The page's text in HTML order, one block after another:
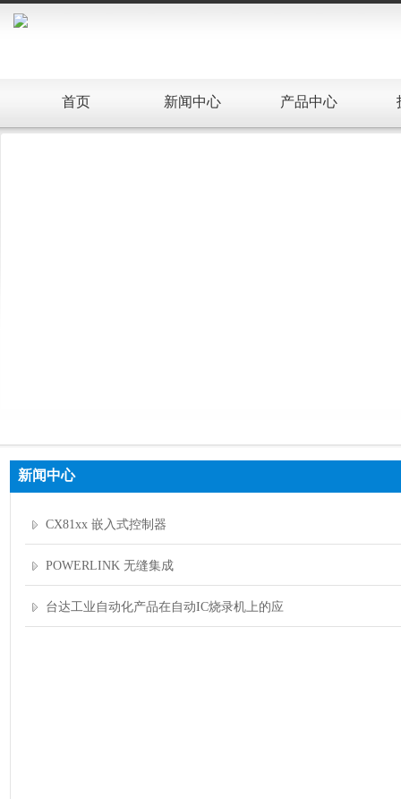
首页 新闻中心 产品中心
新闻中心
CX81xx 嵌入式控制器
POWERLINK 无缝集成
台达工业自动化产品在自动IC烧录机上的应